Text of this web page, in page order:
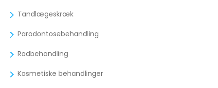
Tandlægeskræk
Parodontosebehandling
Rodbehandling
Kosmetiske behandlinger